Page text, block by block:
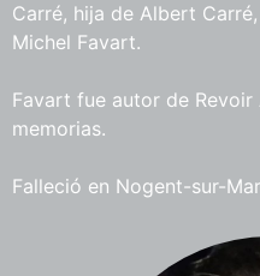
Carré, hija de Albert
Michel Favart.
Favart fue autor de
memorias.
Falleció en Nogent-sur-